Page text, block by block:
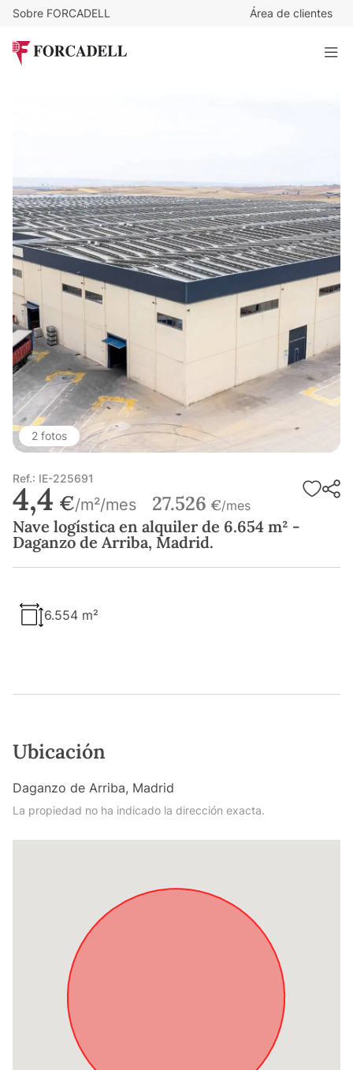
Sobre FORCADELL Área de clientes
Nave logística en alquiler de 6.654 m² - Daganzo de Arriba,
Madrid.
2 fotos
Ref.: IE-225691
4,4 €/m²/mes 27.526 €/mes
Nave logística en alquiler de 6.654 m² -
Daganzo de Arriba, Madrid.
6.554 m²
Ubicación
Daganzo de Arriba, Madrid
La propiedad no ha indicado la dirección exacta.